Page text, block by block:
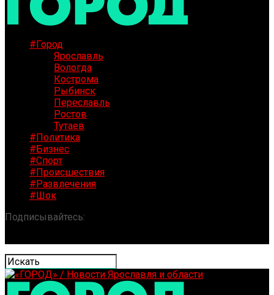
#Город
Ярославль
Вологда
Кострома
Рыбинск
Переславль
Ростов
Тутаев
#Политика
#Бизнес
#Спорт
#Происшествия
#Развлечения
#Шок
Подписывайтесь: